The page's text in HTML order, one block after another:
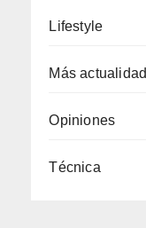
Lifestyle
Más actualidad
Opiniones
Técnica